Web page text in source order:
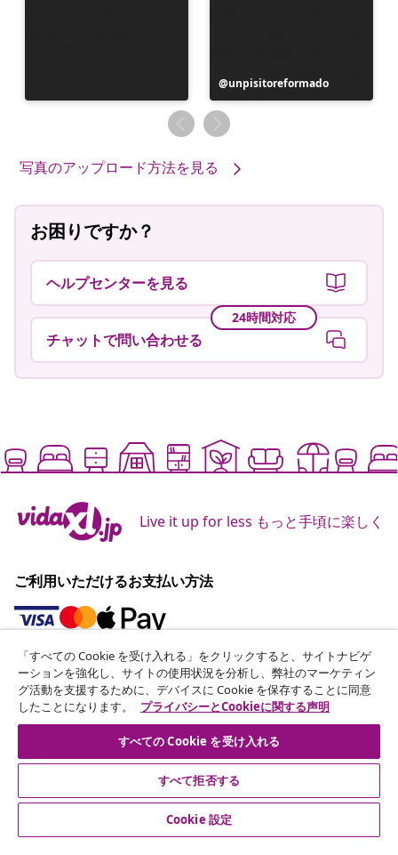
投
稿
者
unpisitoreformado
写真のアップロード方法を見る
お困りですか？
ヘルプセンターを見る
24時間対応
チャットで問い合わせる
Live it up for less もっと手頃に楽しく
ご利用いただけるお支払い方法
ニュースレターに登録する
70万人以上のユーザーと一緒に、vidaXLから毎週のお得
な情報や季節限定セール、新着情報を受け取りましょう。
公式SNSアカウント
「すべての Cookie を受け入れる」をクリックすると、サイトナビゲ
ーションを強化し、サイトの使用状況を分析し、弊社のマーケティン
グ活動を支援するために、デバイスに Cookie を保存することに同意
したことになります。
プライバシーとCookieに関する声明
すべての Cookie を受け入れる
すべて拒否する
Cookie 設定